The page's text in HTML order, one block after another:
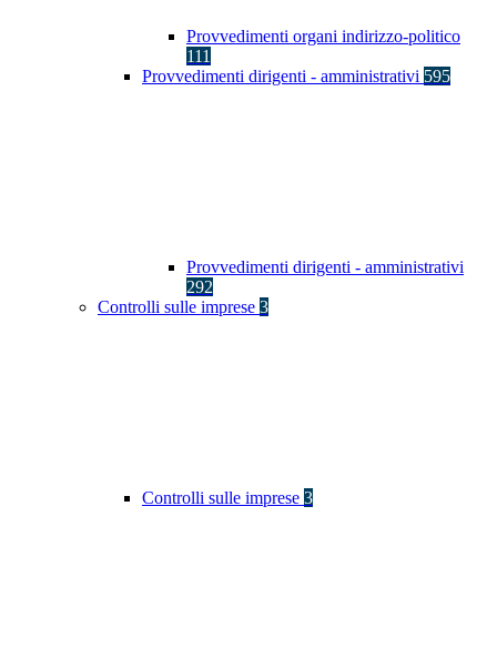
Provvedimenti organi indirizzo-politico
111
Provvedimenti dirigenti - amministrativi 595
Provvedimenti dirigenti - amministrativi
292
Controlli sulle imprese 3
Controlli sulle imprese 3